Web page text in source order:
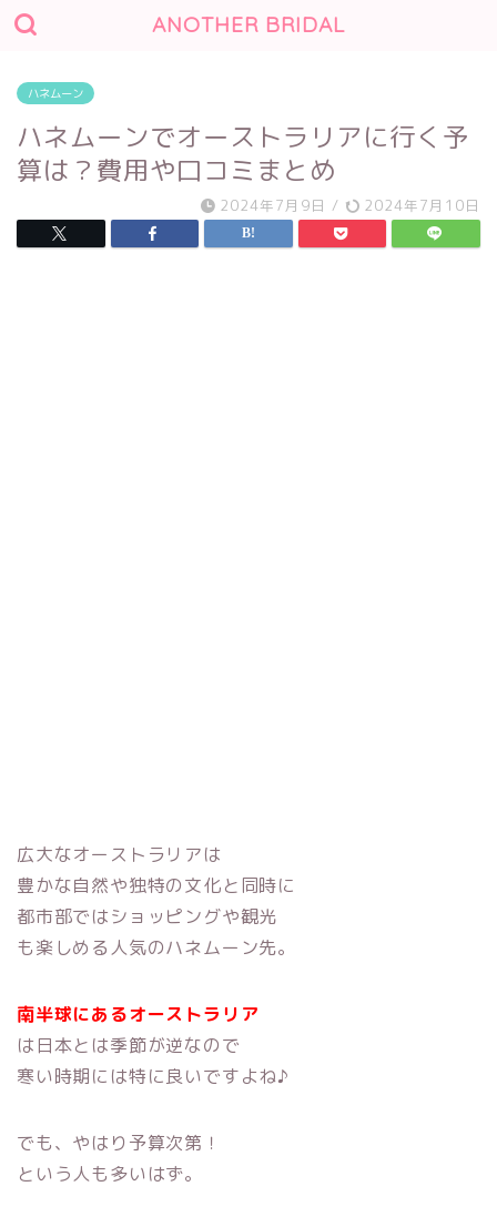
ANOTHER BRIDAL
ハネムーン
ハネムーンでオーストラリアに行く予
算は？費用や口コミまとめ
2024年7月9日 / 2024年7月10日
広大なオーストラリアは
豊かな自然や独特の文化と同時に
都市部ではショッピングや観光
も楽しめる人気のハネムーン先。
南半球にあるオーストラリア
は日本とは季節が逆なので
寒い時期には特に良いですよね♪
でも、やはり予算次第！
という人も多いはず。